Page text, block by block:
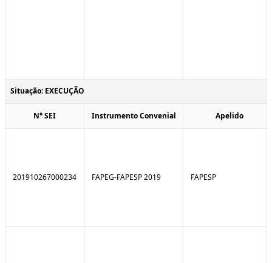
Situação: EXECUÇÃO
N° SEI Instrumento Convenial Apelido
201910267000234 FAPEG-FAPESP 2019 FAPESP